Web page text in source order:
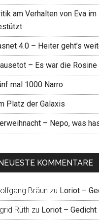
am Verhalten von Eva
4.0 – Heiter geht’s
– Es war die Rosine
mal 1000 Narro
Platz der Galaxis
– Nepo, was
KOMMENTARE
Bräun zu Loriot –
Rüth zu Loriot – Gedicht